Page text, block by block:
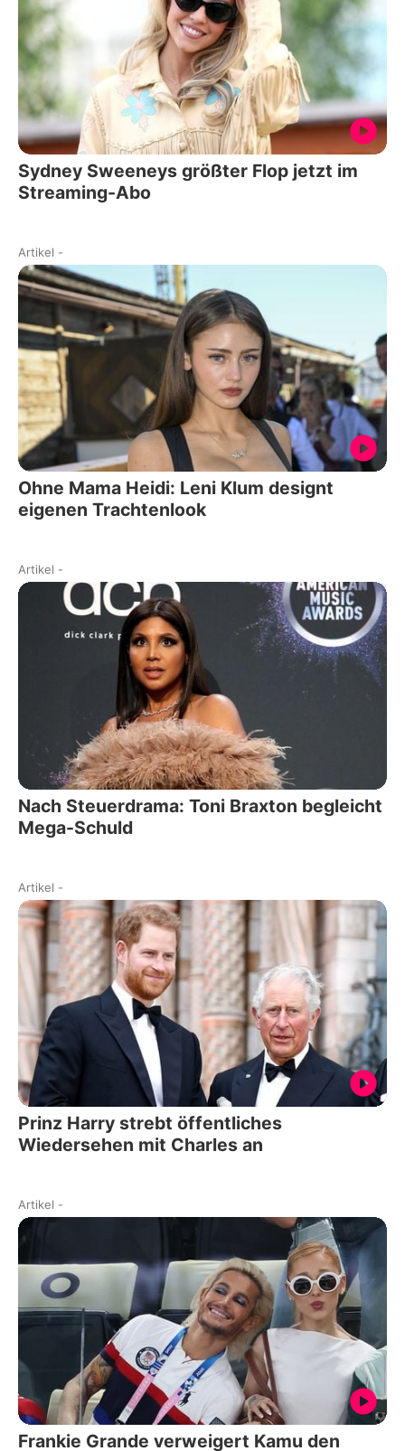
Sydney Sweeneys größter Flop jetzt im
Streaming-Abo
Artikel -
Ohne Mama Heidi: Leni Klum designt
eigenen Trachtenlook
Artikel -
Nach Steuerdrama: Toni Braxton begleicht
Mega-Schuld
Artikel -
Prinz Harry strebt öffentliches
Wiedersehen mit Charles an
Artikel -
Frankie Grande verweigert Kamu den